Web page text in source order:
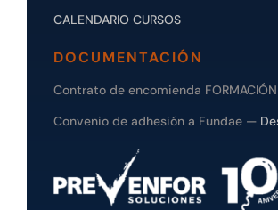
CALENDARIO CURSOS
DOCUMENTACIÓN
Contrato de encomienda
Convenio de adhesión a Fundae —